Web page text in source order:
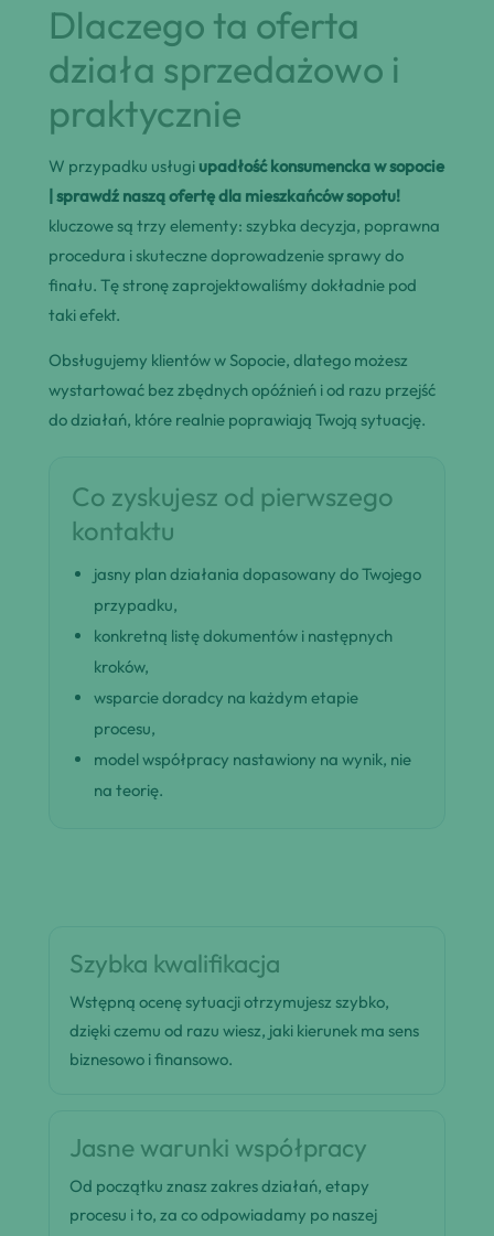
Dlaczego ta oferta
działa sprzedażowo i
praktycznie
W przypadku usługi upadłość konsumencka w sopocie
| sprawdź naszą ofertę dla mieszkańców sopotu!
kluczowe są trzy elementy: szybka decyzja, poprawna
procedura i skuteczne doprowadzenie sprawy do
finału. Tę stronę zaprojektowaliśmy dokładnie pod
taki efekt.
Obsługujemy klientów w Sopocie, dlatego możesz
wystartować bez zbędnych opóźnień i od razu przejść
do działań, które realnie poprawiają Twoją sytuację.
Co zyskujesz od pierwszego
kontaktu
jasny plan działania dopasowany do Twojego
przypadku,
konkretną listę dokumentów i następnych
kroków,
wsparcie doradcy na każdym etapie
procesu,
model współpracy nastawiony na wynik, nie
na teorię.
Szybka kwalifikacja
Wstępną ocenę sytuacji otrzymujesz szybko,
dzięki czemu od razu wiesz, jaki kierunek ma sens
biznesowo i finansowo.
Jasne warunki współpracy
Od początku znasz zakres działań, etapy
procesu i to, za co odpowiadamy po naszej